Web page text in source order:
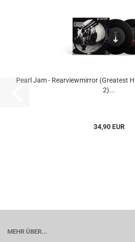
Pearl Jam - Rearviewmirror (Greatest
2)...
34,90 EUR
MEHR ÜBER...